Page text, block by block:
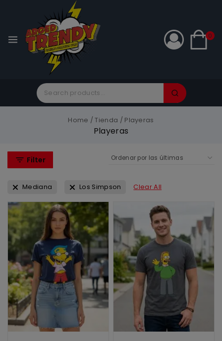
0
Home / Tienda / Playeras
Playeras
Filter
Mediana Los Simpson Clear All